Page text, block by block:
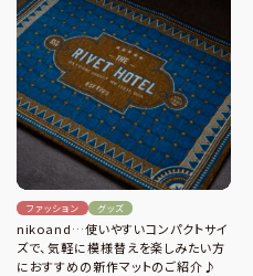
ファッション グッズ
nikoand…使いやすいコンパクトサイ
ズで、気軽に模様替えを楽しみたい方
におすすめの新作マットのご紹介♪